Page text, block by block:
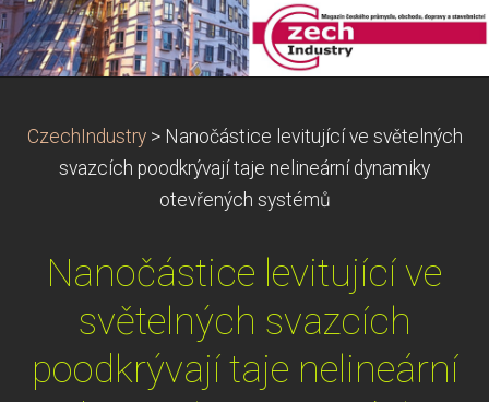
CzechIndustry > Nanočástice levitující ve světelných
svazcích poodkrývají taje nelineární dynamiky
otevřených systémů
Nanočástice levitující ve
světelných svazcích
poodkrývají taje nelineární